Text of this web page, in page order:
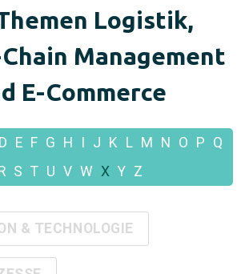
Logistik,
Management
E-Commerce
D E F G H J K L M N O P Q
R S T U V W X Y Z
& TECHNOLOGIE